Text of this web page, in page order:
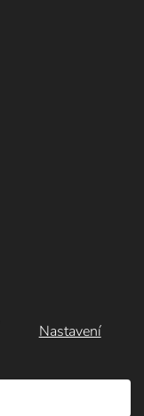
Nastavení
cookies